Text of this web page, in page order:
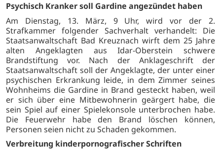
Psychisch Kranker soll Gardine angezündet haben
Am Dienstag, 13. März, 9 Uhr, wird vor der 2.
Strafkammer folgender Sachverhalt verhandelt: Die
Staatsanwaltschaft Bad Kreuznach wirft dem 25 Jahre
alten Angeklagten aus Idar-Oberstein schwere
Brandstiftung vor. Nach der Anklageschrift der
Staatsanwaltschaft soll der Angeklagte, der unter einer
psychischen Erkrankung leide, in dem Zimmer seines
Wohnheims die Gardine in Brand gesteckt haben, weil
er sich über eine Mitbewohnerin geärgert habe, die
sein Spiel auf einer Spielekonsole unterbrochen habe.
Die Feuerwehr habe den Brand löschen können,
Personen seien nicht zu Schaden gekommen.
Verbreitung kinderpornografischer Schriften